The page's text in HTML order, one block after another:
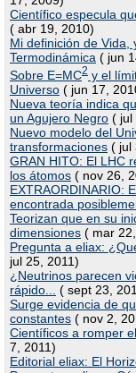
Científico especula
( abr 19, 2010)
Mi definición de Vida,
Termodinámica ( jun
Sobre E=MC2 y el
Universo ( jun 17,
Nueva teoría indica
un Agujero Negro ( jul
Nuevo modelo del
transformaciones ( jul
GRAN HITO: El LHC
los átomos ( nov 26,
EXTRAORDINARIO:
encontrada
Teorizan que en su
dimensiones ( mar
Pregunta a eliax:
jul 25, 2011)
¿Neutrinos parecen
rápido...
( sept 23,
Surge evidencia de
constantes ( nov 2,
Científicos a romper
7, 2011)
Editorial eliax: El